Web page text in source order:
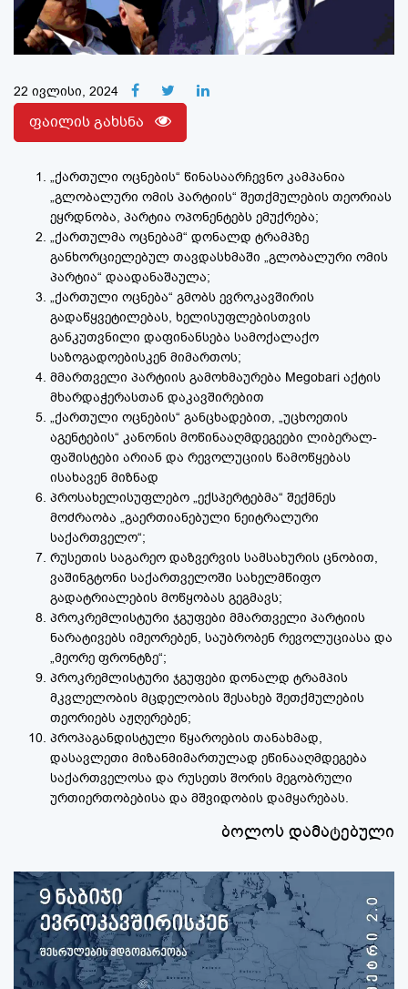
22 ივლისი, 2024
ფაილის გახსნა
„ქართული ოცნების“ წინასაარჩევნო კამპანია
„გლობალური ომის პარტიის“ შეთქმულების თეორიას
ეყრდნობა, პარტია ოპონენტებს ემუქრება;
„ქართულმა ოცნებამ“ დონალდ ტრამპზე
განხორციელებულ თავდასხმაში „გლობალური ომის
პარტია“ დაადანაშაულა;
„ქართული ოცნება“ გმობს ევროკავშირის
გადაწყვეტილებას, ხელისუფლებისთვის
განკუთვნილი დაფინანსება სამოქალაქო
საზოგადოებისკენ მიმართოს;
მმართველი პარტიის გამოხმაურება Megobari აქტის
მხარდაჭერასთან დაკავშირებით
„ქართული ოცნების“ განცხადებით, „უცხოეთის
აგენტების“ კანონის მოწინააღმდეგეები ლიბერალ-
ფაშისტები არიან და რევოლუციის წამოწყებას
ისახავენ მიზნად
პროსახელისუფლებო „ექსპერტებმა“ შექმნეს
მოძრაობა „გაერთიანებული ნეიტრალური
საქართველო“;
რუსეთის საგარეო დაზვერვის სამსახურის ცნობით,
ვაშინგტონი საქართველოში სახელმწიფო
გადატრიალების მოწყობას გეგმავს;
პროკრემლისტური ჯგუფები მმართველი პარტიის
ნარატივებს იმეორებენ, საუბრობენ რევოლუციასა და
„მეორე ფრონტზე“;
პროკრემლისტური ჯგუფები დონალდ ტრამპის
მკვლელობის მცდელობის შესახებ შეთქმულების
თეორიებს აჟღერებენ;
პროპაგანდისტული წყაროების თანახმად,
დასავლეთი მიზანმიმართულად ეწინააღმდეგება
საქართველოსა და რუსეთს შორის მეგობრული
ურთიერთობებისა და მშვიდობის დამყარებას.
ბოლოს დამატებული